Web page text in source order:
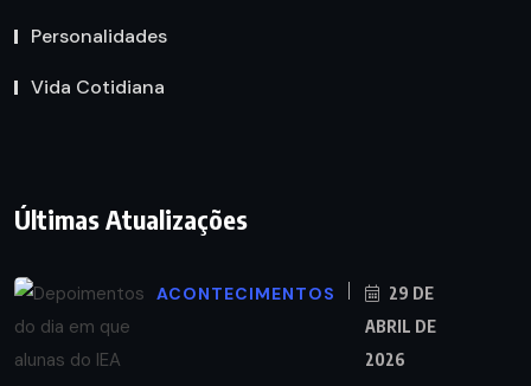
Personalidades
Vida Cotidiana
Últimas Atualizações
ACONTECIMENTOS
29 DE
ABRIL DE
2026